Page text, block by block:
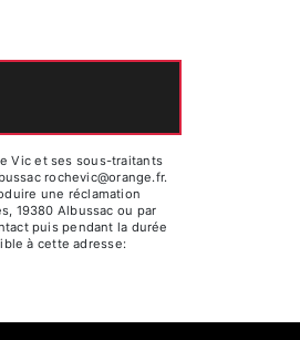
Vic et ses sous-traitants
rochevic@orange.fr.
une réclamation
19380 Albussac ou par
puis pendant la durée
à cette adresse: